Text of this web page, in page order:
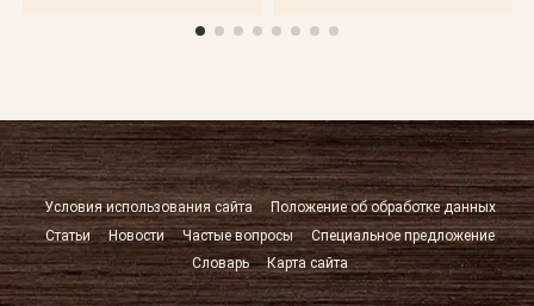
Условия использования сайта
Положение об обработке данных
Статьи
Новости Частые вопросы
Специальное предложение
Словарь
Карта сайта